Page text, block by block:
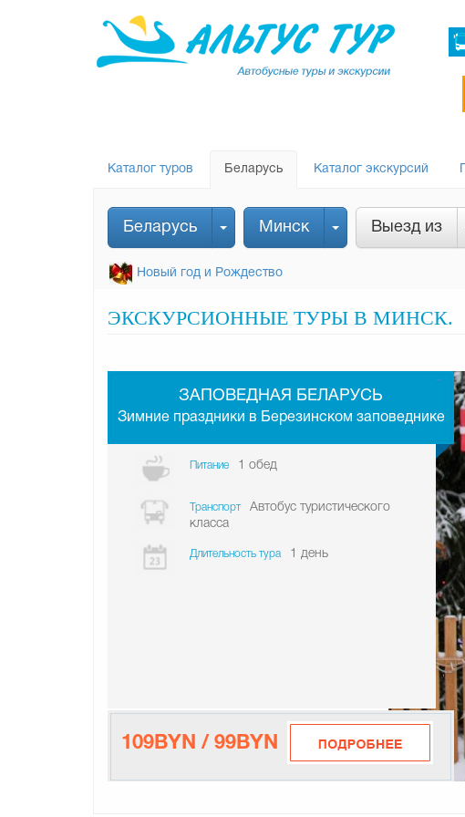
Каталог туров Беларусь Каталог экскурсий
Беларусь Минск Выезд из
Новый год и Рождество
ЭКСКУРСИОННЫЕ ТУРЫ В МИНСК.
ЗАПОВЕДНАЯ БЕЛАРУСЬ
Зимние праздники в Березинском заповеднике
Питание 1 обед
Транспорт
Автобус туристического
класса
Длительность тура 1 день
109BYN / 99BYN
-